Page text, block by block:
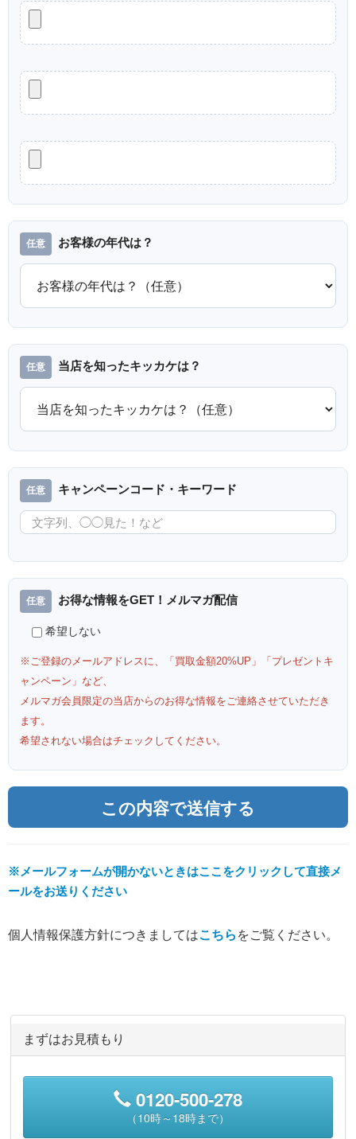
お客様の年代は？
当店を知ったキッカケは？
キャンペーンコード・キーワード
お得な情報をGET！メルマガ配信
希望しない
※ご登録のメールアドレスに、「買取金額20%UP」「プレゼントキ
ャンペーン」など、
メルマガ会員限定の当店からのお得な情報をご連絡させていただき
ます。
希望されない場合はチェックしてください。
※メールフォームが開かないときはここをクリックして直接メ
ールをお送りください
個人情報保護方針につきましてはこちら をご覧ください。
まずはお見積もり
0120-500-278
（10時～18時まで）